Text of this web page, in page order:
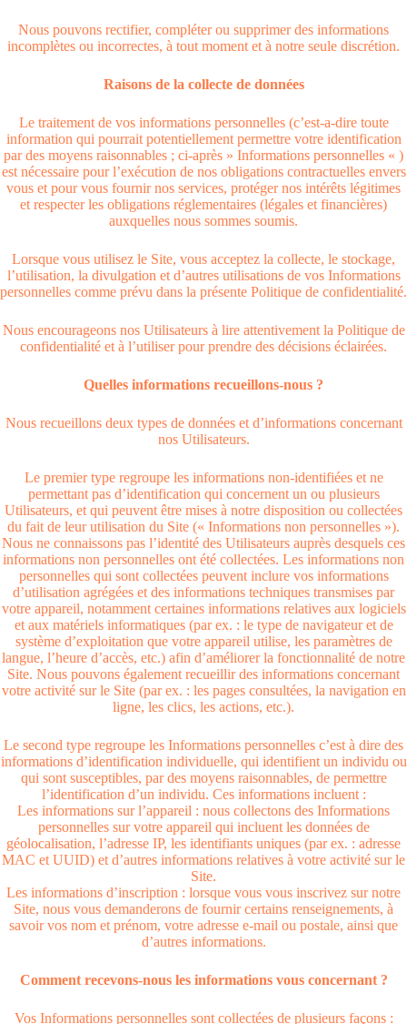
Nous pouvons rectifier, compléter ou supprimer des informations
incomplètes ou incorrectes, à tout moment et à notre seule discrétion.
Raisons de la collecte de données
Le traitement de vos informations personnelles (c’est-a-dire toute
information qui pourrait potentiellement permettre votre identification
par des moyens raisonnables ; ci-après » Informations personnelles « )
est nécessaire pour l’exécution de nos obligations contractuelles envers
vous et pour vous fournir nos services, protéger nos intérêts légitimes
et respecter les obligations réglementaires (légales et financières)
auxquelles nous sommes soumis.
Lorsque vous utilisez le Site, vous acceptez la collecte, le stockage,
l’utilisation, la divulgation et d’autres utilisations de vos Informations
personnelles comme prévu dans la présente Politique de confidentialité.
Nous encourageons nos Utilisateurs à lire attentivement la Politique de
confidentialité et à l’utiliser pour prendre des décisions éclairées.
Quelles informations recueillons-nous ?
Nous recueillons deux types de données et d’informations concernant
nos Utilisateurs.
Le premier type regroupe les informations non-identifiées et ne
permettant pas d’identification qui concernent un ou plusieurs
Utilisateurs, et qui peuvent être mises à notre disposition ou collectées
du fait de leur utilisation du Site (« Informations non personnelles »).
Nous ne connaissons pas l’identité des Utilisateurs auprès desquels ces
informations non personnelles ont été collectées. Les informations non
personnelles qui sont collectées peuvent inclure vos informations
d’utilisation agrégées et des informations techniques transmises par
votre appareil, notamment certaines informations relatives aux logiciels
et aux matériels informatiques (par ex. : le type de navigateur et de
système d’exploitation que votre appareil utilise, les paramètres de
langue, l’heure d’accès, etc.) afin d’améliorer la fonctionnalité de notre
Site. Nous pouvons également recueillir des informations concernant
votre activité sur le Site (par ex. : les pages consultées, la navigation en
ligne, les clics, les actions, etc.).
Le second type regroupe les Informations personnelles c’est à dire des
informations d’identification individuelle, qui identifient un individu ou
qui sont susceptibles, par des moyens raisonnables, de permettre
l’identification d’un individu. Ces informations incluent :
Les informations sur l’appareil : nous collectons des Informations
personnelles sur votre appareil qui incluent les données de
géolocalisation, l’adresse IP, les identifiants uniques (par ex. : adresse
MAC et UUID) et d’autres informations relatives à votre activité sur le
Site.
Les informations d’inscription : lorsque vous vous inscrivez sur notre
Site, nous vous demanderons de fournir certains renseignements, à
savoir vos nom et prénom, votre adresse e-mail ou postale, ainsi que
d’autres informations.
Comment recevons-nous les informations vous concernant ?
Vos Informations personnelles sont collectées de plusieurs façons :